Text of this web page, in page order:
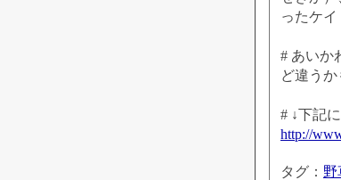
ったケ
# あいか
ど違うか
# ↓下記
http://
タグ： 野